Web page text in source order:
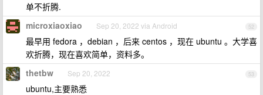
单不折腾.
52
microxiaoxiao Sep 20, 2022 via Android
最早用 fedora ，debian ，后来 centos ，现在 ubuntu 。大学喜
欢折腾，现在喜欢简单，资料多。
53
thetbw Sep 20, 2022
ubuntu,主要熟悉